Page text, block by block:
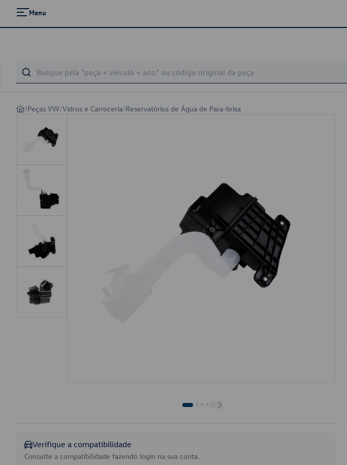
Menu
/Peças VW/Vidros e Carroceria/Reservatórios de Água de Para-brisa
Verifique a compatibilidade
Consulte a compatibilidade fazendo login na sua conta.